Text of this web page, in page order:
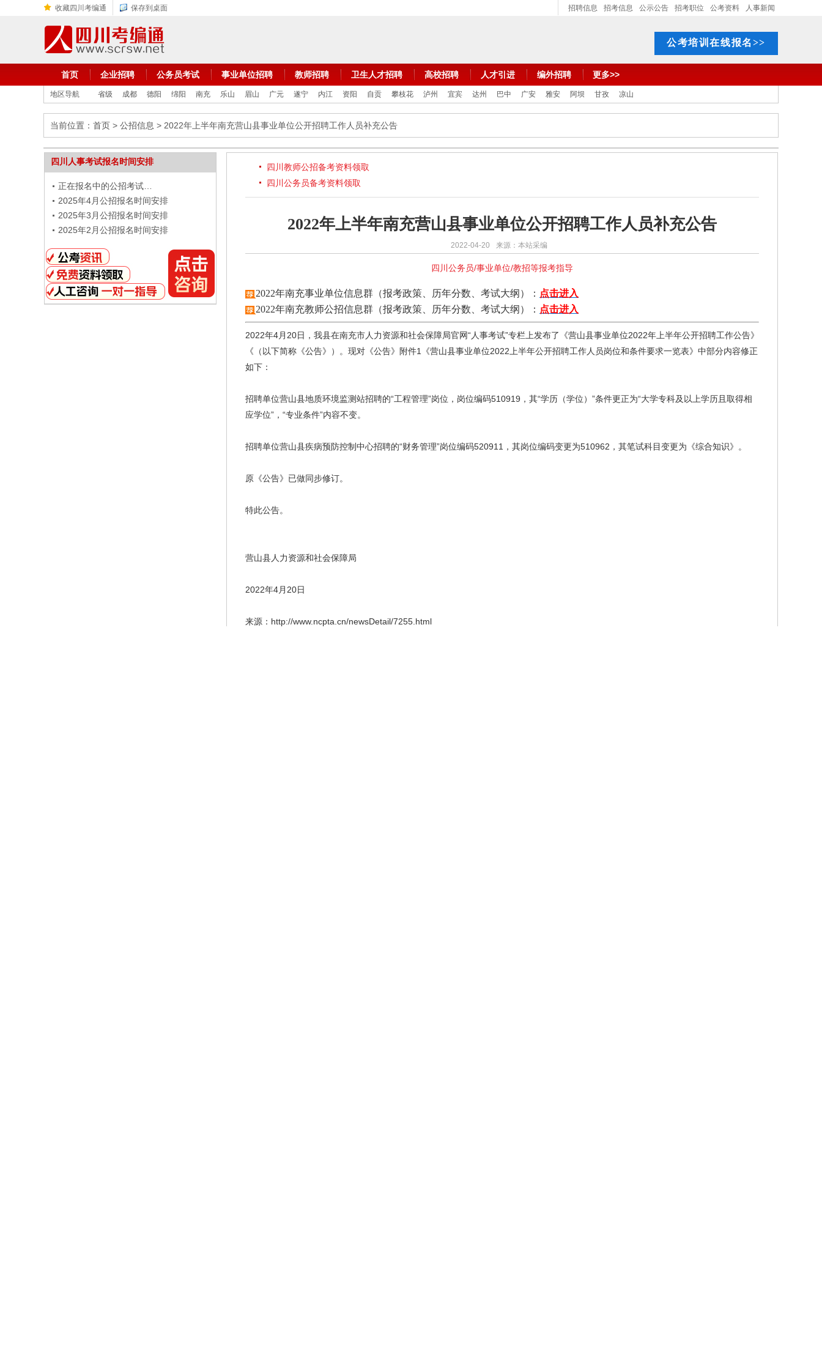
收藏四川考编通 保存到桌面 招聘信息 招考信息 公示公告 招考职位 公考资料 人事新闻
公考培训在线报名>>
首页 企业招聘 公务员考试 事业单位招聘 教师招聘 卫生人才招聘 高校招聘 人才引进 编外招聘 更多>>
地区导航 省级 成都 德阳 绵阳 南充 乐山 眉山 广元 遂宁 内江 资阳 自贡 攀枝花 泸州 宜宾 达州 巴中 广安 雅安 阿坝 甘孜 凉山
当前位置： 首页 > 公招信息 > 2022年上半年南充营山县事业单位公开招聘工作人员补充公告
四川人事考试报名时间安排
正在报名中的公招考试…
2025年4月公招报名时间安排
2025年3月公招报名时间安排
2025年2月公招报名时间安排
四川教师公招备考资料领取
四川公务员备考资料领取
2022年上半年南充营山县事业单位公开招聘工作人员补充公告
2022-04-20 来源：本站采编
四川公务员/事业单位/教招等报考指导
2022年南充事业单位信息群（报考政策、历年分数、考试大纲）： 点击进入
2022年南充教师公招信息群（报考政策、历年分数、考试大纲）： 点击进入
2022年4月20日，我县在南充市人力资源和社会保障局官网“人事考试”专栏上发布了《营山县事业单位2022年上半年公开招聘工作公告》
《（以下简称《公告》）。现对《公告》附件1《营山县事业单位2022上半年公开招聘工作人员岗位和条件要求一览表》中部分内容修正
如下：
招聘单位营山县地质环境监测站招聘的“工程管理”岗位，岗位编码510919，其“学历（学位）”条件更正为“大学专科及以上学历且取得相
应学位”，“专业条件”内容不变。
招聘单位营山县疾病预防控制中心招聘的“财务管理”岗位编码520911，其岗位编码变更为510962，其笔试科目变更为《综合知识》。
原《公告》已做同步修订。
特此公告。
营山县人力资源和社会保障局
2022年4月20日
来源：http://www.ncpta.cn/newsDetail/7255.html